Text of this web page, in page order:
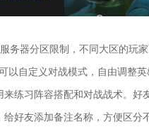
务器分区限制，不同大区的玩
自定义对战模式，自由调整
练习阵容搭配和对战战术。
好友添加备注名称，方便区分